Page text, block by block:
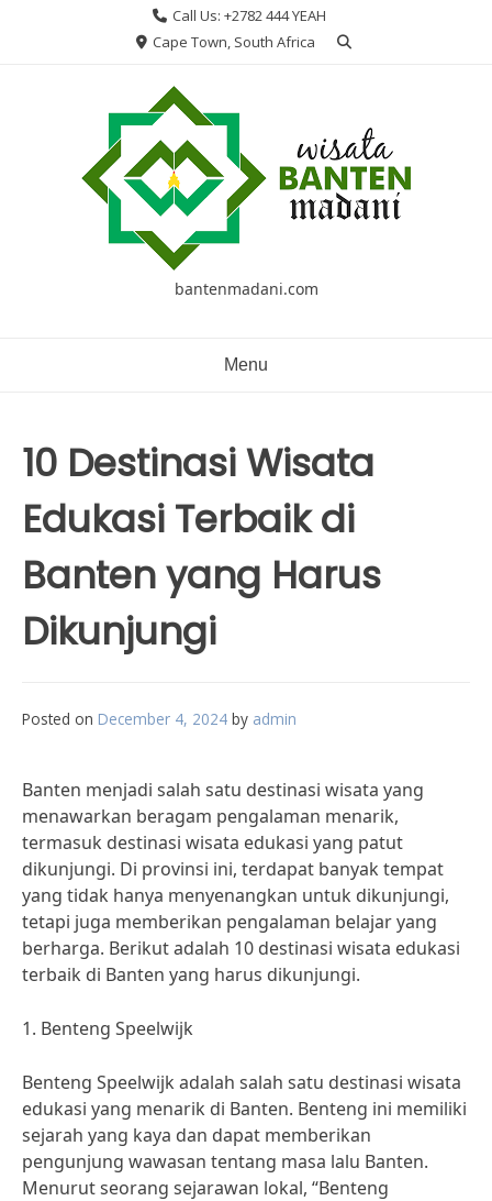
Call Us: +2782 444 YEAH
Cape Town, South Africa
bantenmadani.com
Menu
10 Destinasi Wisata
Edukasi Terbaik di
Banten yang Harus
Dikunjungi
Posted on December 4, 2024 by admin
Banten menjadi salah satu destinasi wisata yang
menawarkan beragam pengalaman menarik,
termasuk destinasi wisata edukasi yang patut
dikunjungi. Di provinsi ini, terdapat banyak tempat
yang tidak hanya menyenangkan untuk dikunjungi,
tetapi juga memberikan pengalaman belajar yang
berharga. Berikut adalah 10 destinasi wisata edukasi
terbaik di Banten yang harus dikunjungi.
1. Benteng Speelwijk
Benteng Speelwijk adalah salah satu destinasi wisata
edukasi yang menarik di Banten. Benteng ini memiliki
sejarah yang kaya dan dapat memberikan
pengunjung wawasan tentang masa lalu Banten.
Menurut seorang sejarawan lokal, “Benteng